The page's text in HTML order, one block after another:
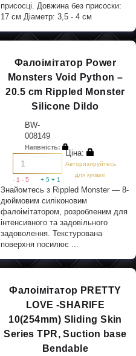
присосці. Довжина без присоски:
17 см Діаметр: 3,5 - 4 см
Фалоімітатор Power
Monsters Void Python –
20.5 cm Rippled Monster
Silicone Dildo
BW-
008149
Наявність:
+ 1
- 1 - 5 + 5
Ціна:
Авторизируйтесь
для купівлі
Знайомтесь з Rippled Monster — 8-
дюймовим силіконовим
фалоімітатором, розробленим для
інтенсивного та задовільного
задоволення. Текстурована
поверхня посилює ...
Фалоімітатор PRETTY
LOVE -SHARIFE
10(254mm) Sliding Skin
Series TPR, Suction base
Bendable